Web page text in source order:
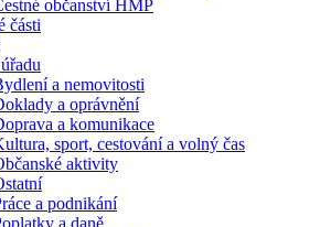
občanství HMP
části
a nemovitosti
a oprávnění
a komunikace
sport, cestování a volný čas
aktivity
a podnikání
a daně